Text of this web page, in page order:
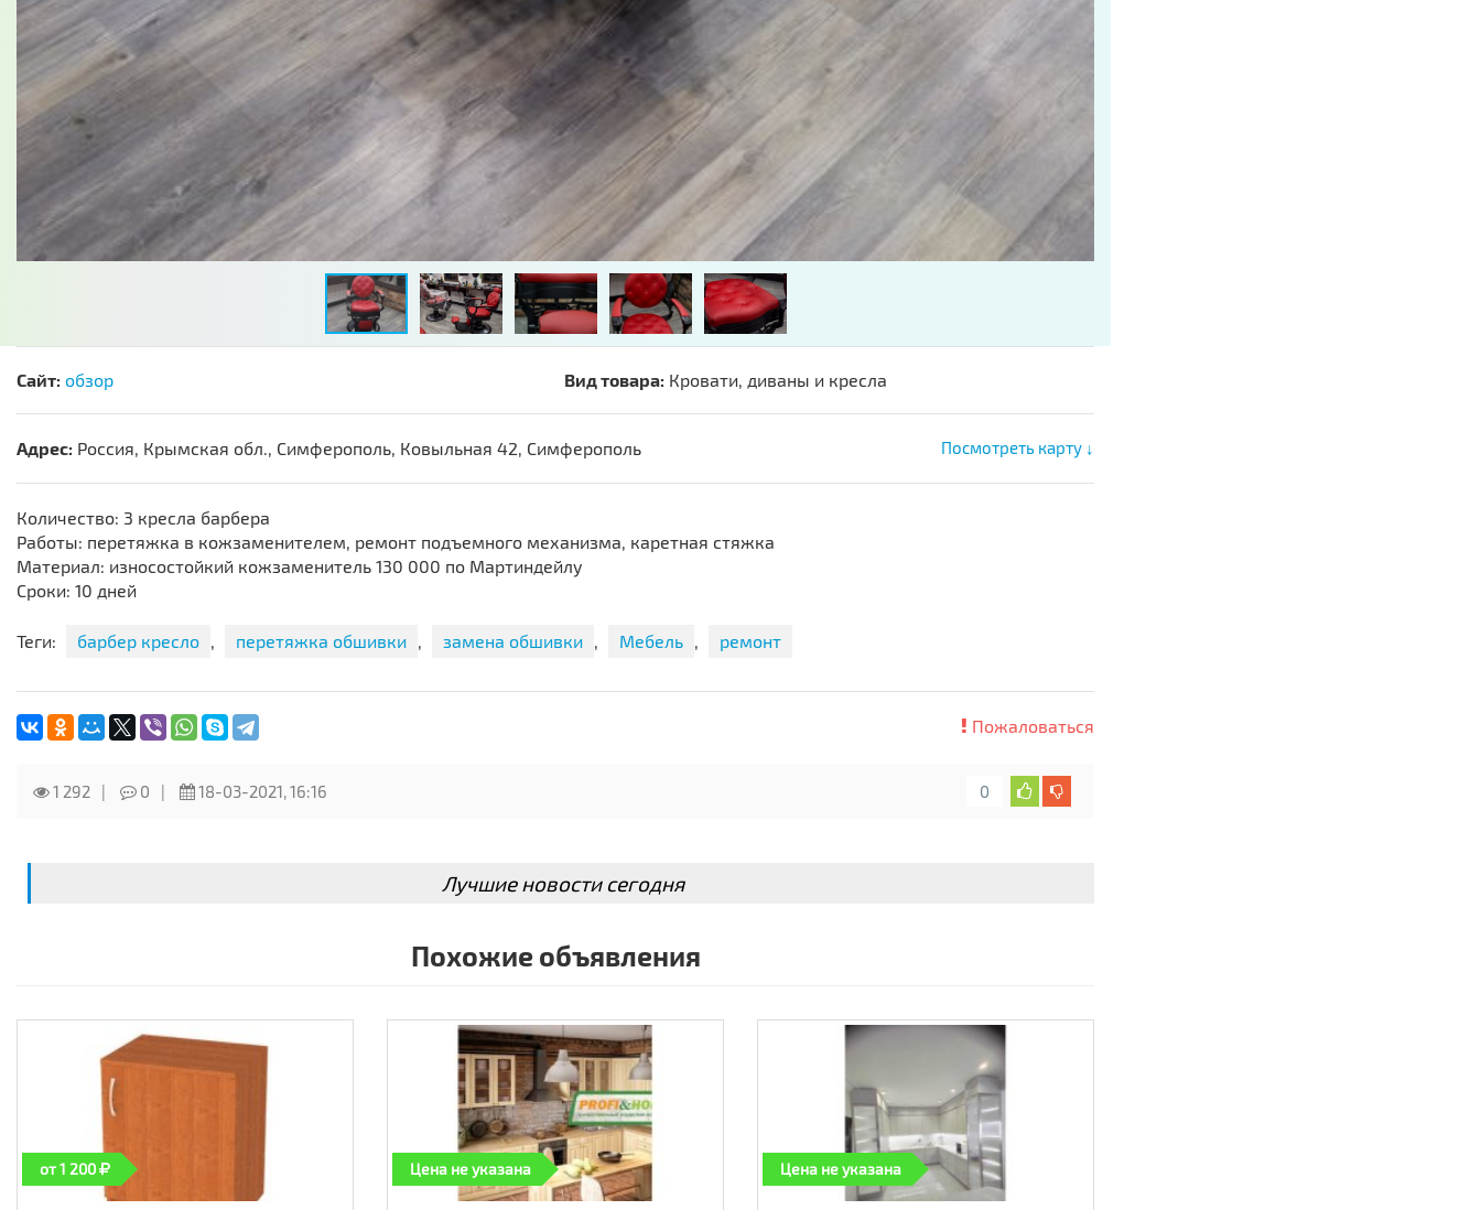
Сайт: обзор Вид товара: Кровати, диваны и кресла
Адрес: Россия, Крымская обл., Симферополь, Ковыльная 42, Симферополь Посмотреть карту ↓
Количество: 3 кресла барбера
Работы: перетяжка в кожзаменителем, ремонт подъемного механизма, каретная стяжка
Материал: износостойкий кожзаменитель 130 000 по Мартиндейлу
Сроки: 10 дней
Теги: барбер кресло , перетяжка обшивки , замена обшивки , Мебель , ремонт
Пожаловаться
1 292 0 18-03-2021, 16:16 0
Лучшие новости сегодня
Похожие объявления
от 1 200 Цена не указана Цена не указана